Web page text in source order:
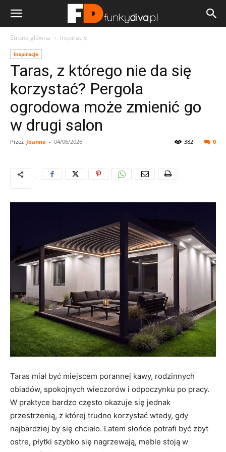
Strona główna Inspiracje
Inspiracje
Taras, z którego nie da się
korzystać? Pergola
ogrodowa może zmienić go
w drugi salon
Przez Joanna - 04/06/2026 0
382
Taras miał być miejscem porannej kawy, rodzinnych
obiadów, spokojnych wieczorów i odpoczynku po pracy.
W praktyce bardzo często okazuje się jednak
przestrzenią, z której trudno korzystać wtedy, gdy
najbardziej by się chciało. Latem słońce potrafi być zbyt
ostre, płytki szybko się nagrzewają, meble stoją w